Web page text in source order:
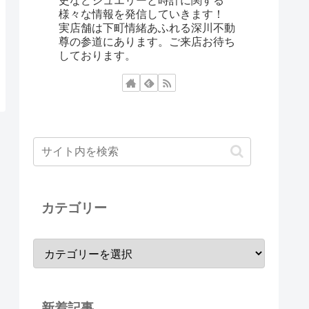
様々な情報を発信していきます！
実店舗は下町情緒あふれる深川不動
尊の参道にあります。ご来店お待ち
しております。
カテゴリー